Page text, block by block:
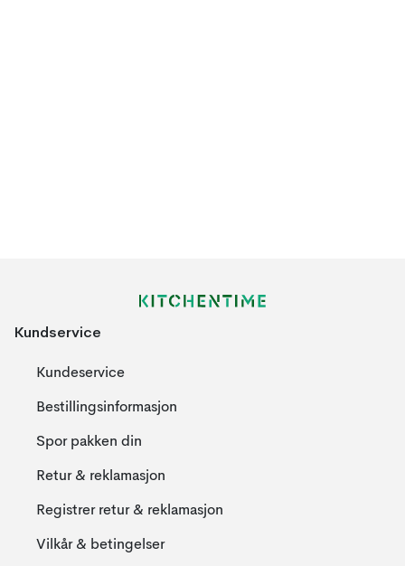
Kundservice
Kundeservice
Bestillingsinformasjon
Spor pakken din
Retur & reklamasjon
Registrer retur & reklamasjon
Vilkår & betingelser